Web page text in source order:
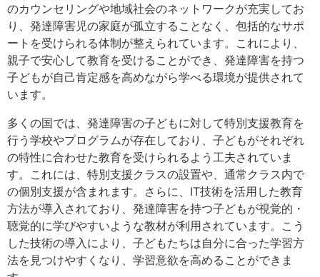
のカウンセリングや地域社会のネットワークが充実してお
り、発達障害児の家庭が孤立することなく、包括的なサポ
ートを受けられる体制が整えられています。これにより、
親子で安心して教育を受けることができ、発達障害を持つ
子どもが自己肯定感を高めながら学べる環境が提供されて
います。
多くの国では、発達障害の子どもに対して特別支援教育を
行う学校やプログラムが存在しており、子どもがそれぞれ
の特性に合わせた教育を受けられるよう工夫されていま
す。これには、特別支援クラスの設置や、通常クラス内で
の個別支援が含まれます。さらに、IT技術を活用した教育
方法が導入されており、発達障害を持つ子どもが視覚的・
聴覚的に学びやすいような教材が利用されています。こう
した技術の導入により、子どもたちは自分に合った学習方
法を見つけやすくなり、学習意欲を高めることができま